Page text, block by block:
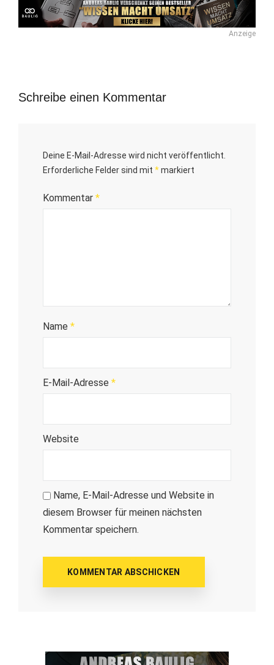
Anzeige
Schreibe einen Kommentar
Deine E-Mail-Adresse wird nicht veröffentlicht.
Erforderliche Felder sind mit *markiert
Kommentar *
Name *
E-Mail-Adresse *
Website
Name, E-Mail-Adresse und Website in
diesem Browser für meinen nächsten
Kommentar speichern.